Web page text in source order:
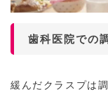
歯科医院での
緩んだクラスプは